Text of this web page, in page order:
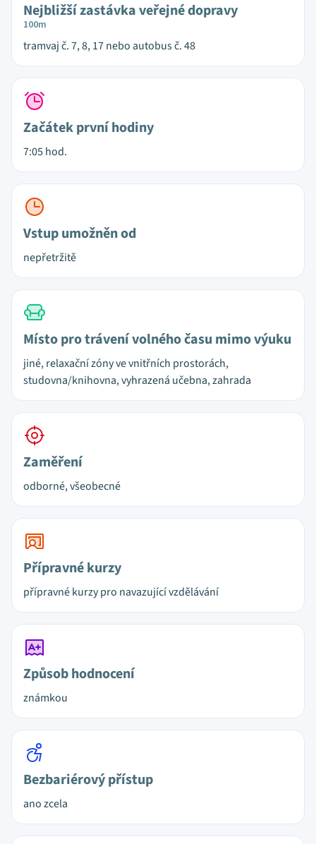
Nejbližší zastávka veřejné dopravy
100m
tramvaj č. 7, 8, 17 nebo autobus č. 48
Začátek první hodiny
7:05 hod.
Vstup umožněn od
nepřetržitě
Místo pro trávení volného času mimo výuku
jiné, relaxační zóny ve vnitřních prostorách,
studovna/knihovna, vyhrazená učebna, zahrada
Zaměření
odborné, všeobecné
Přípravné kurzy
přípravné kurzy pro navazující vzdělávání
Způsob hodnocení
známkou
Bezbariérový přístup
ano zcela